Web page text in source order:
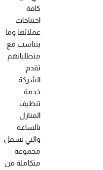
كافة
احتياجات
عملائها وما
يتناسب مع
متطلباتهم
تقدم
الشركة
خدمة
تنظيف
المنازل
بالساعة
والتي تشمل
مجموعة
متكاملة من